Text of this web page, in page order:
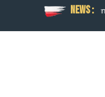
News :
jęczmienia